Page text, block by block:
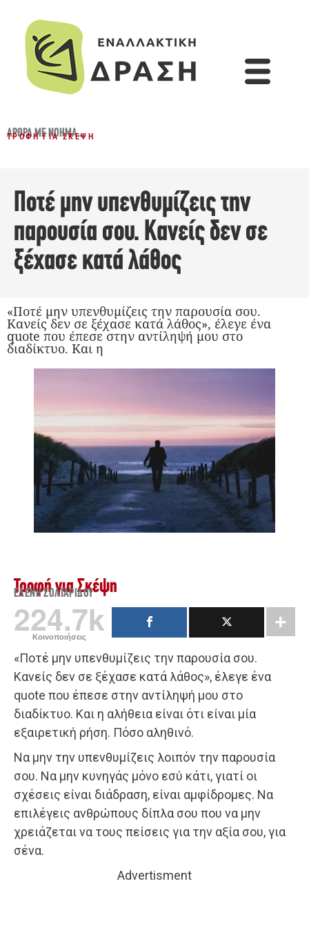
ΆΡΘΡΑ ΜΕ ΝΌΗΜΑ...
ΤΡΟΦΉ ΓΙΑ ΣΚΈΨΗ
Ποτέ μην υπενθυμίζεις την
παρουσία σου. Κανείς δεν σε
ξέχασε κατά λάθος
«Ποτέ μην υπενθυμίζεις την παρουσία σου.
Κανείς δεν σε ξέχασε κατά λάθος», έλεγε ένα
quote που έπεσε στην αντίληψή μου στο
διαδίκτυο. Και η
Τροφή για Σκέψη
ΕΛΈΝΗ ΣΟΛΤΑΡΊΔΟΥ
224.7k
Κοινοποιήσεις
«Ποτέ μην υπενθυμίζεις την παρουσία σου.
Κανείς δεν σε ξέχασε κατά λάθος», έλεγε ένα
quote που έπεσε στην αντίληψή μου στο
διαδίκτυο. Και η αλήθεια είναι ότι είναι μία
εξαιρετική ρήση. Πόσο αληθινό.
Να μην την υπενθυμίζεις λοιπόν την παρουσία
σου. Να μην κυνηγάς μόνο εσύ κάτι, γιατί οι
σχέσεις είναι διάδραση, είναι αμφίδρομες. Να
επιλέγεις ανθρώπους δίπλα σου που να μην
χρειάζεται να τους πείσεις για την αξία σου, για
σένα.
Advertisment